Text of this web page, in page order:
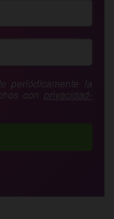
periódicamente la
con privacidad-